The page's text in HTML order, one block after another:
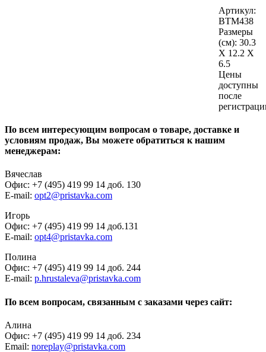
Артикул:
BTM438
Размеры
(см): 30.3
X 12.2 X
6.5
Цены
доступны
после
По всем интересующим вопросам о товаре, доставке и
условиям продаж, Вы можете обратиться к нашим
менеджерам:
Вячеслав
Офис: +7 (495) 419 99 14 доб. 130
E-mail: opt2@pristavka.com
Игорь
Офис: +7 (495) 419 99 14 доб.131
E-mail: opt4@pristavka.com
Полина
Офис: +7 (495) 419 99 14 доб. 244
E-mail: p.hrustaleva@pristavka.com
По всем вопросам, связанным с заказами через сайт:
Алина
Офис: +7 (495) 419 99 14 доб. 234
Email: noreplay@pristavka.com